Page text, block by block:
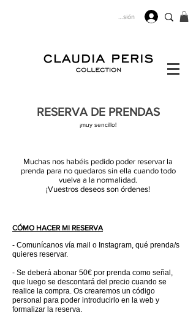
Iniciar sesión
RESERVA DE PRENDAS
¡muy sencillo!
Muchas nos habéis pedido poder reservar la
prenda para no quedaros sin ella cuando todo
vuelva a la normalidad.
¡Vuestros deseos son órdenes!
CÓMO HACER MI RESERVA
- Comunícanos vía mail o Instagram, qué prenda/s
quieres reservar.
- Se deberá abonar 50€ por prenda como señal,
que luego se descontará del precio cuando se
realice la compra. Os crearemos un código
personal para poder introducirlo en la web y
formalizar la reserva.